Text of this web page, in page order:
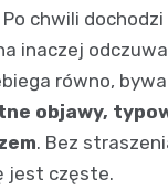
chwili
inaczej
równo,
objawy,
. Bez
jest częste.